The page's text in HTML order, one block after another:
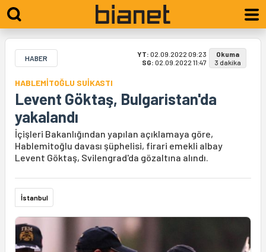
HABER YT: 02.09.2022 09:23
SG: 02.09.2022 11:47
Okuma
3 dakika
HABLEMİTOĞLU SUİKASTI
Levent Göktaş, Bulgaristan'da
yakalandı
İçişleri Bakanlığından yapılan açıklamaya göre,
Hablemitoğlu davası şüphelisi, firari emekli albay
Levent Göktaş, Svilengrad'da gözaltına alındı.
İstanbul